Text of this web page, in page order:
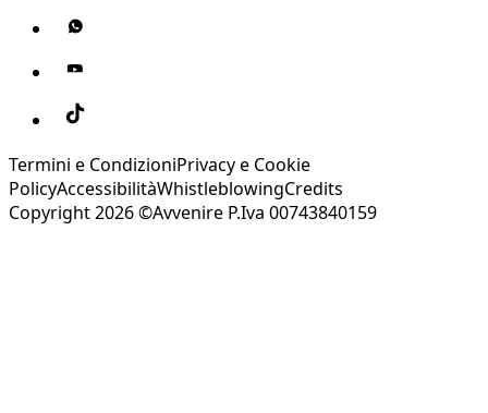
Termini e CondizioniPrivacy e Cookie
PolicyAccessibilitàWhistleblowingCredits
Copyright 2026 ©Avvenire P.Iva 00743840159